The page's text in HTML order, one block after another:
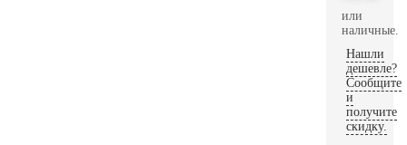
или
наличные.
Нашли
дешевле?
Сообщите
и
получите
скидку.